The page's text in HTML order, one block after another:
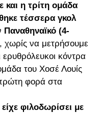
και η τρίτη ομάδα
τέσσερα γκολ
Παναθηναϊκό (4-
χωρίς να μετρήσουμε
κόντρα
του Χοσέ Λουίς
φορά στα
φιλοδωρίσει με